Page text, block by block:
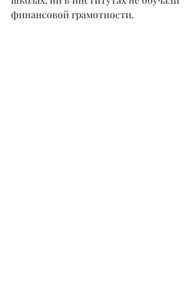
финансовой грамотности.